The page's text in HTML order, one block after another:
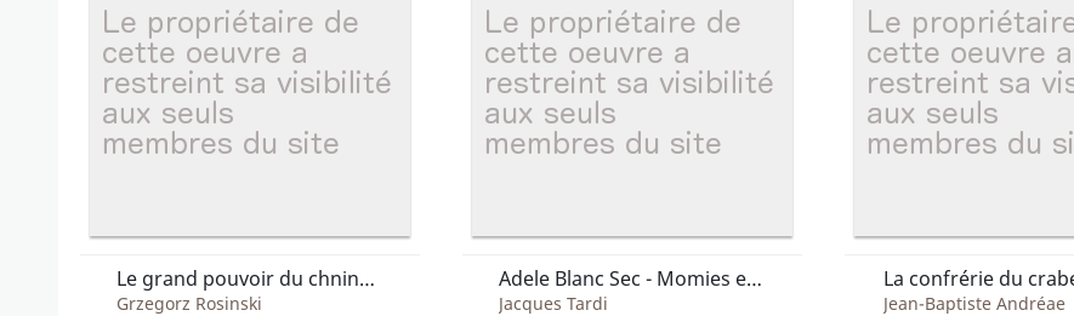
Le grand pouvoir du chninkel - G'wel et les Zolds
Grzegorz Rosinski
Adele Blanc Sec - Momies en folie
Jacques Tardi
La confrérie du
Jean-Baptiste Andréae